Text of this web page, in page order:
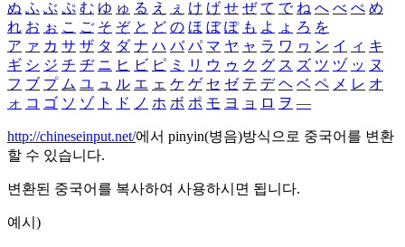
ぬ ふ ぶ ぷ む ゆ ゅ る え ぇ け げ せ ぜ て で ね へ べ ぺ め
れ お ぉ こ ご そ ぞ と ど の ほ ぼ ぽ も よ ょ ろ を
ア ァ カ サ ザ タ ダ ナ ハ バ パ マ ヤ ャ ラ ワ ヮ ン イ ィ キ
ギ シ ジ チ ヂ ニ ヒ ビ ピ ミ リ ウ ゥ ク グ ス ズ ツ ヅ ッ ヌ
フ ブ プ ム ユ ュ ル エ ェ ケ ゲ セ ゼ テ デ ヘ ベ ペ メ レ オ
ォ コ ゴ ソ ゾ ト ド ノ ホ ボ ポ モ ヨ ョ ロ ヲ ―
http://chineseinput.net/에서 pinyin(병음)방식으로 중국어를 변환
할 수 있습니다.
변환된 중국어를 복사하여 사용하시면 됩니다.
예시)